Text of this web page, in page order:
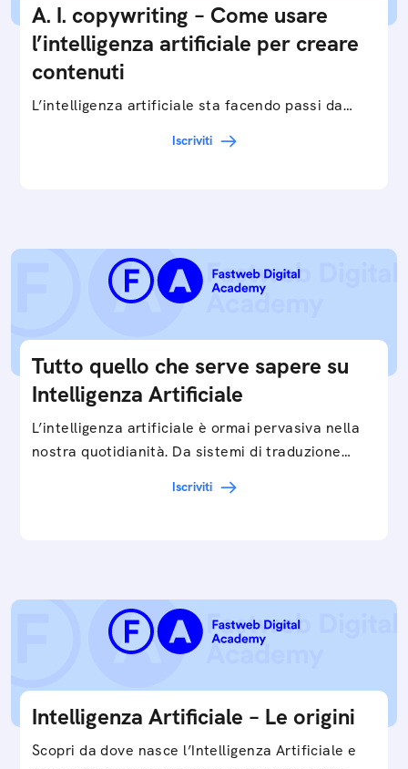
A. I. copywriting – Come usare
l’intelligenza artificiale per creare
contenuti
L’intelligenza artificiale sta facendo passi da
interpretazione dei big data ai chatbot e virtual…
Iscriviti
Tutto quello che serve sapere su
Intelligenza Artificiale
L’intelligenza artificiale è ormai pervasiva nella
nostra quotidianità. Da sistemi di traduzione
Iscriviti
Intelligenza Artificiale – Le origini
Scopri da dove nasce l’Intelligenza Artificiale e